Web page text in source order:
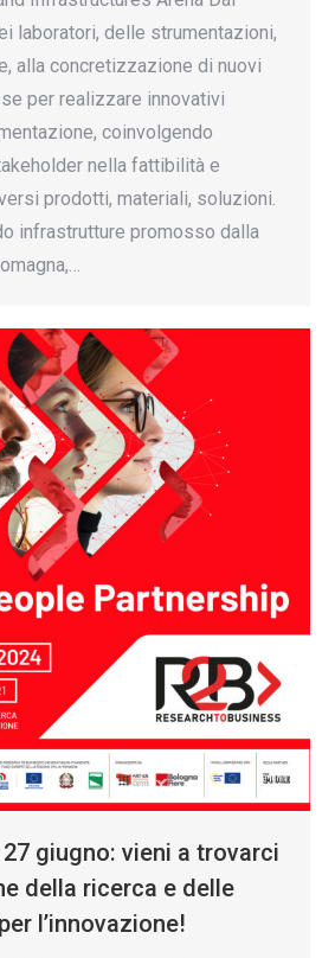
laboratori, delle strumentazioni,
alla concretizzazione di nuovi
per realizzare innovativi
coinvolgendo
nella fattibilità e
prodotti, materiali, soluzioni.
infrastrutture promosso dalla
giugno: vieni a trovarci
della ricerca e delle
l’innovazione!